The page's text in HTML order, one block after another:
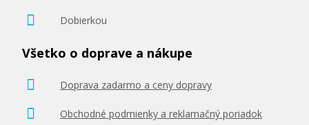
Dobierkou
Všetko o doprave a nákupe
Doprava zadarmo a ceny dopravy
Obchodné podmienky a reklamačný poriadok